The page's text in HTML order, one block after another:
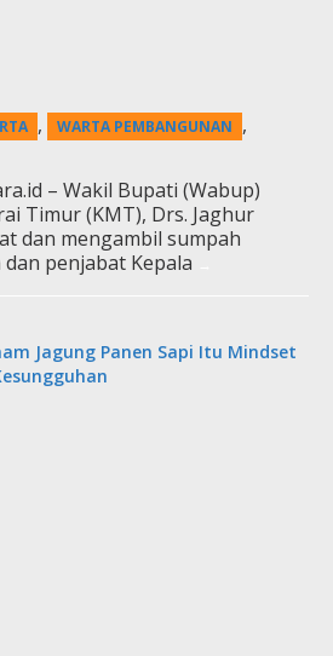
, WARTA PEMBANGUNAN ,
– Wakil Bupati (Wabup)
Timur (KMT), Drs. Jaghur
dan mengambil sumpah
penjabat Kepala
Jagung Panen Sapi Itu Mindset